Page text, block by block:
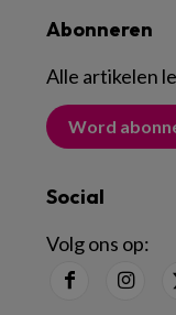
Abonneren
Alle artikelen
Word
Social
Volg ons op: